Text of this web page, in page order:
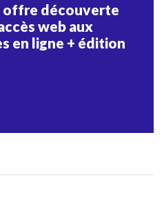
offre découverte
web aux
en ligne + édition